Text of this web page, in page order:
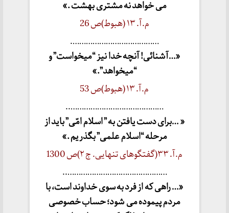
می خواهد نه مشتری بهشت .»
م.آ. ۱۳ (هبوط)ص 26
………………………………….
«…آشنائی! آنچه خدا نیز “میخواست” و
“میخواهد”.»
م.آ. ۱۳ (هبوط)ص 53
……………………………………..
« …برای دست یافتن به ” اسلام امّی” باید از
مرحله “اسلام علمی” بگذریم .»
م.آ. ۳۳(گفتگوهای تنهایی. ج ۲)ص 1300
………………………………………..
«… راهی که از فرد به سوی خداوند است، با
مردم پیموده می شود؛ حساب خصوصی